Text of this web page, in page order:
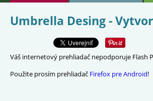
Umbrella Desing -
Váš internetový prehliadač nepodporuje Flash
Použite prosím prehliadač Firefox pre Android!